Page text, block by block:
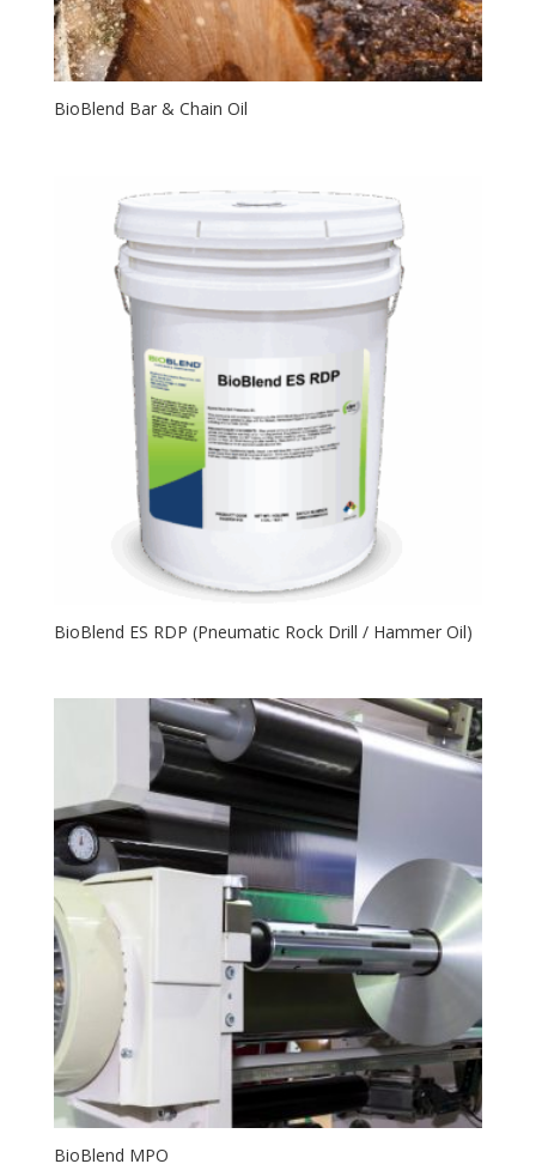
BioBlend Bar & Chain Oil
BioBlend ES RDP (Pneumatic Rock Drill / Hammer Oil)
BioBlend MPO